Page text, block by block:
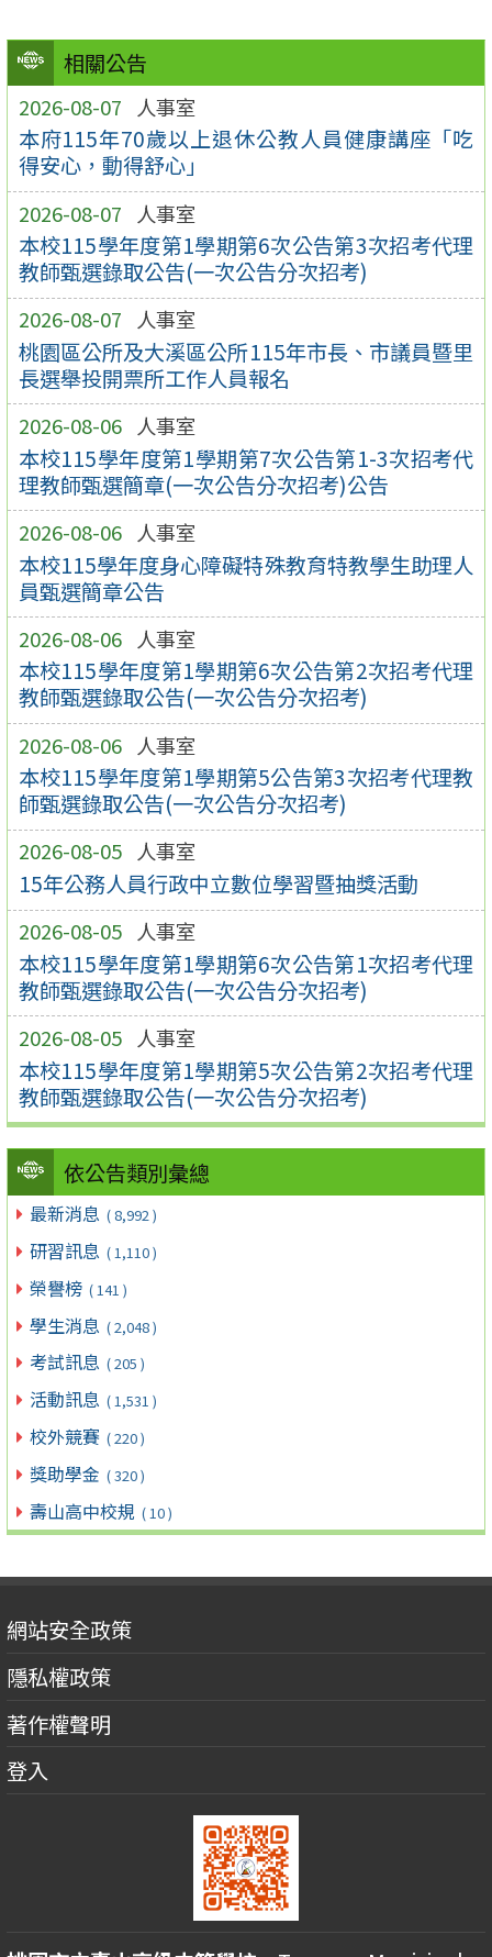
相關公告
2026-08-07 人事室
本府115年70歲以上退休公教人員健康講座「吃
得安心，動得舒心」
2026-08-07 人事室
本校115學年度第1學期第6次公告第3次招考代理
教師甄選錄取公告(一次公告分次招考)
2026-08-07 人事室
桃園區公所及大溪區公所115年市長、市議員暨里
長選舉投開票所工作人員報名
2026-08-06 人事室
本校115學年度第1學期第7次公告第1-3次招考代
理教師甄選簡章(一次公告分次招考)公告
2026-08-06 人事室
本校115學年度身心障礙特殊教育特教學生助理人
員甄選簡章公告
2026-08-06 人事室
本校115學年度第1學期第6次公告第2次招考代理
教師甄選錄取公告(一次公告分次招考)
2026-08-06 人事室
本校115學年度第1學期第5公告第3次招考代理教
師甄選錄取公告(一次公告分次招考)
2026-08-05 人事室
15年公務人員行政中立數位學習暨抽獎活動
2026-08-05 人事室
本校115學年度第1學期第6次公告第1次招考代理
教師甄選錄取公告(一次公告分次招考)
2026-08-05 人事室
本校115學年度第1學期第5次公告第2次招考代理
教師甄選錄取公告(一次公告分次招考)
依公告類別彙總
最新消息 ( 8,992 )
研習訊息 ( 1,110 )
榮譽榜 ( 141 )
學生消息 ( 2,048 )
考試訊息 ( 205 )
活動訊息 ( 1,531 )
校外競賽 ( 220 )
獎助學金 ( 320 )
壽山高中校規 ( 10 )
網站安全政策
隱私權政策
著作權聲明
登入